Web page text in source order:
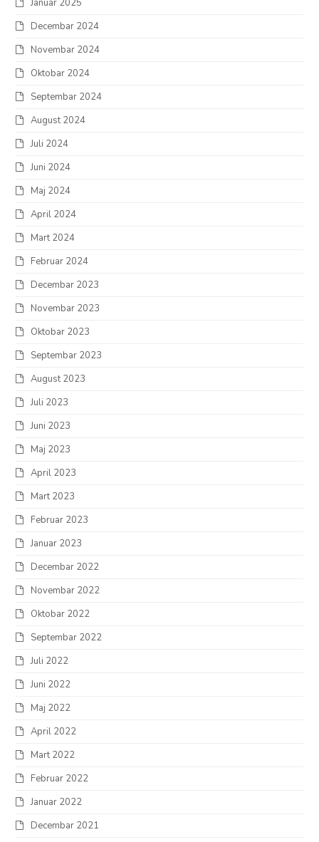
Januar 2025
Decembar 2024
Novembar 2024
Oktobar 2024
Septembar 2024
August 2024
Juli 2024
Juni 2024
Maj 2024
April 2024
Mart 2024
Februar 2024
Decembar 2023
Novembar 2023
Oktobar 2023
Septembar 2023
August 2023
Juli 2023
Juni 2023
Maj 2023
April 2023
Mart 2023
Februar 2023
Januar 2023
Decembar 2022
Novembar 2022
Oktobar 2022
Septembar 2022
Juli 2022
Juni 2022
Maj 2022
April 2022
Mart 2022
Februar 2022
Januar 2022
Decembar 2021